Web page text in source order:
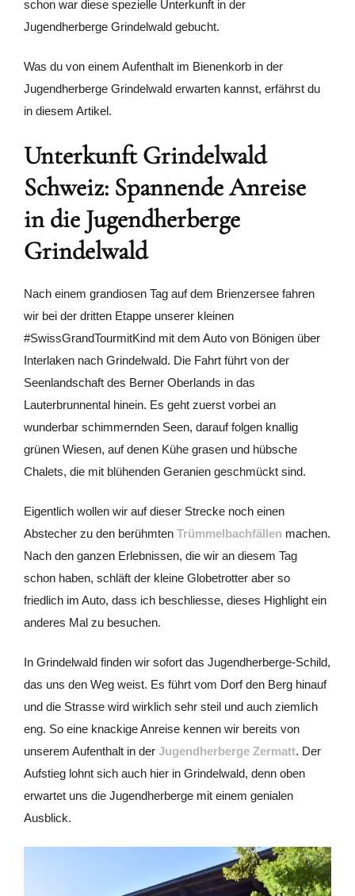
schon war diese spezielle Unterkunft in der
Jugendherberge Grindelwald gebucht.
Was du von einem Aufenthalt im Bienenkorb in der
Jugendherberge Grindelwald erwarten kannst, erfährst du
in diesem Artikel.
Unterkunft Grindelwald
Schweiz: Spannende Anreise
in die Jugendherberge
Grindelwald
Nach einem grandiosen Tag auf dem Brienzersee fahren
wir bei der dritten Etappe unserer kleinen
#SwissGrandTourmitKind mit dem Auto von Bönigen über
Interlaken nach Grindelwald. Die Fahrt führt von der
Seenlandschaft des Berner Oberlands in das
Lauterbrunnental hinein. Es geht zuerst vorbei an
wunderbar schimmernden Seen, darauf folgen knallig
grünen Wiesen, auf denen Kühe grasen und hübsche
Chalets, die mit blühenden Geranien geschmückt sind.
Eigentlich wollen wir auf dieser Strecke noch einen
Abstecher zu den berühmten Trümmelbachfällen machen.
Nach den ganzen Erlebnissen, die wir an diesem Tag
schon haben, schläft der kleine Globetrotter aber so
friedlich im Auto, dass ich beschliesse, dieses Highlight ein
anderes Mal zu besuchen.
In Grindelwald finden wir sofort das Jugendherberge-Schild,
das uns den Weg weist. Es führt vom Dorf den Berg hinauf
und die Strasse wird wirklich sehr steil und auch ziemlich
eng. So eine knackige Anreise kennen wir bereits von
unserem Aufenthalt in der Jugendherberge Zermatt. Der
Aufstieg lohnt sich auch hier in Grindelwald, denn oben
erwartet uns die Jugendherberge mit einem genialen
Ausblick.